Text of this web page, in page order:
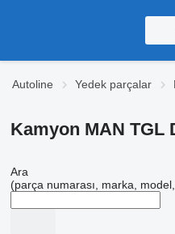
Autoline Yedek parçalar
Kamyon MAN TGL
Ara
(parça numarası, marka,